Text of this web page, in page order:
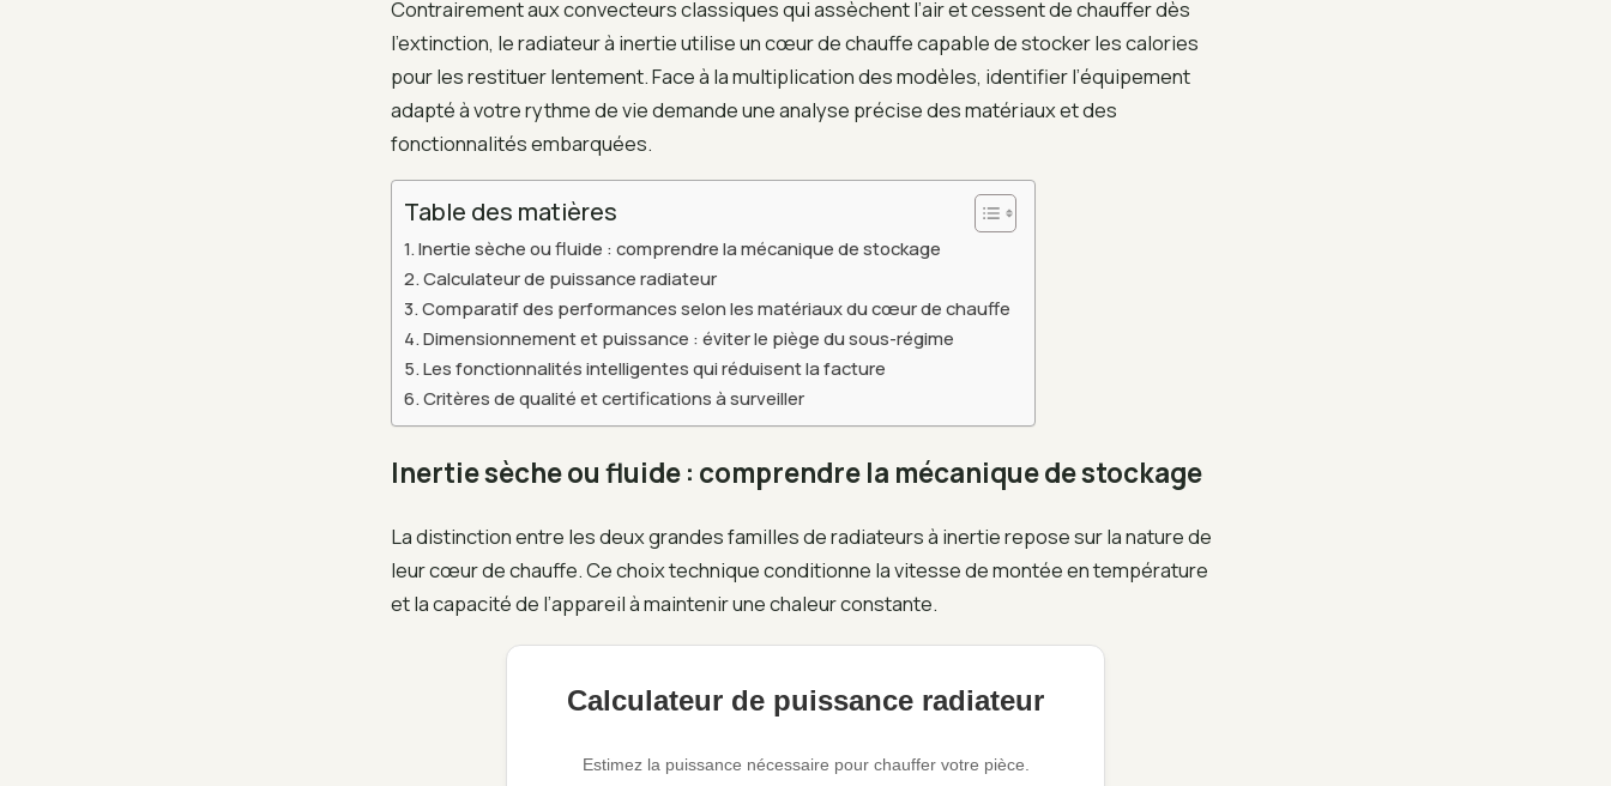
Contrairement aux convecteurs classiques qui assèchent l’air et cessent de chauffer dès
l’extinction, le radiateur à inertie utilise un cœur de chauffe capable de stocker les calories
pour les restituer lentement. Face à la multiplication des modèles, identifier l’équipement
adapté à votre rythme de vie demande une analyse précise des matériaux et des
fonctionnalités embarquées.
Table des matières
Inertie sèche ou fluide : comprendre la mécanique de stockage
Calculateur de puissance radiateur
Comparatif des performances selon les matériaux du cœur de chauffe
Dimensionnement et puissance : éviter le piège du sous-régime
Les fonctionnalités intelligentes qui réduisent la facture
Critères de qualité et certifications à surveiller
Inertie sèche ou fluide : comprendre la mécanique de stockage
La distinction entre les deux grandes familles de radiateurs à inertie repose sur la nature de
leur cœur de chauffe. Ce choix technique conditionne la vitesse de montée en température
et la capacité de l’appareil à maintenir une chaleur constante.
Calculateur de puissance radiateur
Estimez la puissance nécessaire pour chauffer votre pièce.